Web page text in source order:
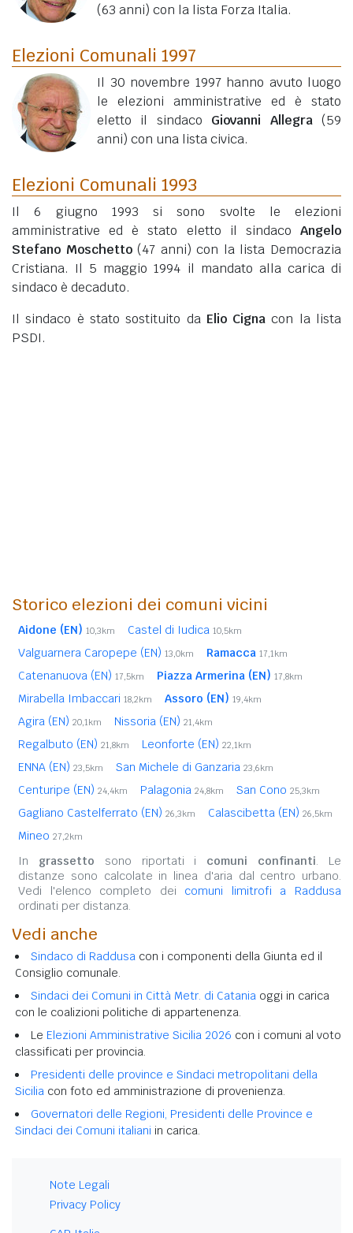
(63 anni) con la lista Forza Italia.
Elezioni Comunali 1997
Il 30 novembre 1997 hanno avuto luogo
le elezioni amministrative ed è stato
eletto il sindaco Giovanni Allegra (59
anni) con una lista civica.
Elezioni Comunali 1993
Il 6 giugno 1993 si sono svolte le elezioni
amministrative ed è stato eletto il sindaco Angelo
Stefano Moschetto (47 anni) con la lista Democrazia
Cristiana. Il 5 maggio 1994 il mandato alla carica di
sindaco è decaduto.
Il sindaco è stato sostituito da Elio Cigna con la lista
PSDI.
Storico elezioni dei comuni vicini
Aidone (EN) 10,3km Castel di Iudica 10,5km
Valguarnera Caropepe (EN) 13,0km Ramacca 17,1km
Catenanuova (EN) 17,5km Piazza Armerina (EN) 17,8km
Mirabella Imbaccari 18,2km Assoro (EN) 19,4km
Agira (EN) 20,1km Nissoria (EN) 21,4km
Regalbuto (EN) 21,8km Leonforte (EN) 22,1km
ENNA (EN) 23,5km San Michele di Ganzaria 23,6km
Centuripe (EN) 24,4km Palagonia 24,8km San Cono 25,3km
Gagliano Castelferrato (EN) 26,3km Calascibetta (EN) 26,5km
Mineo 27,2km
In grassetto sono riportati i comuni confinanti. Le
distanze sono calcolate in linea d'aria dal centro urbano.
Vedi l'elenco completo dei comuni limitrofi a Raddusa
ordinati per distanza.
Vedi anche
Sindaco di Raddusa con i componenti della Giunta ed il
Consiglio comunale.
Sindaci dei Comuni in Città Metr. di Catania oggi in carica
con le coalizioni politiche di appartenenza.
Le Elezioni Amministrative Sicilia 2026 con i comuni al voto
classificati per provincia.
Presidenti delle province e Sindaci metropolitani della
Sicilia con foto ed amministrazione di provenienza.
Governatori delle Regioni, Presidenti delle Province e
Sindaci dei Comuni italiani in carica.
Note Legali
Privacy Policy